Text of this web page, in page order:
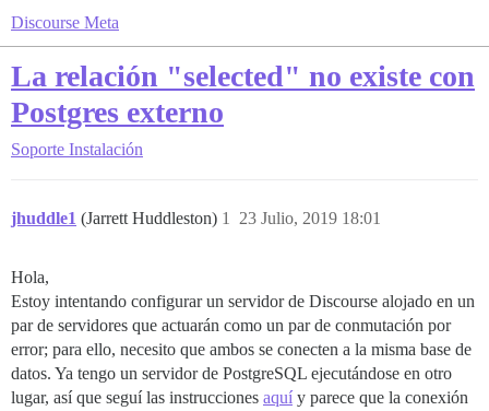
Discourse Meta
La relación "selected" no existe con
Postgres externo
Soporte Instalación
jhuddle1 (Jarrett Huddleston) 23 Julio, 2019 18:01
1
Hola,
Estoy intentando configurar un servidor de Discourse alojado en un
par de servidores que actuarán como un par de conmutación por
error; para ello, necesito que ambos se conecten a la misma base de
datos. Ya tengo un servidor de PostgreSQL ejecutándose en otro
lugar, así que seguí las instrucciones aquí y parece que la conexión